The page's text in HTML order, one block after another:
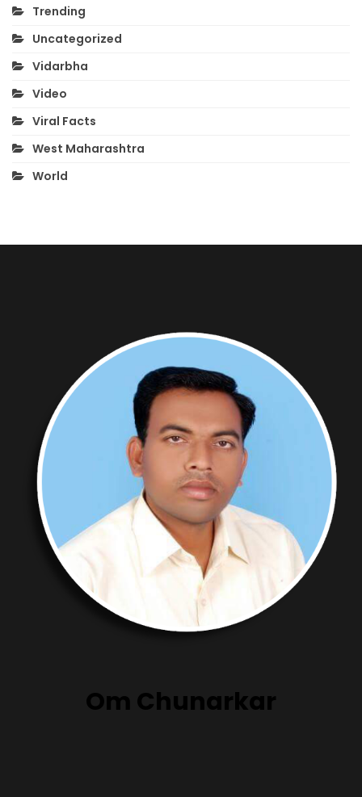
Trending
Uncategorized
Vidarbha
Video
Viral Facts
West Maharashtra
World
Om Chunarkar